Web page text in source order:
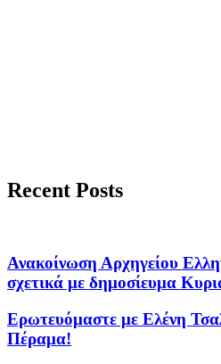
Recent Posts
Ανακοίνωση Αρχηγείου
σχετικά με δημοσίευμα
Ερωτευόμαστε με Ελένη
Πέραμα!